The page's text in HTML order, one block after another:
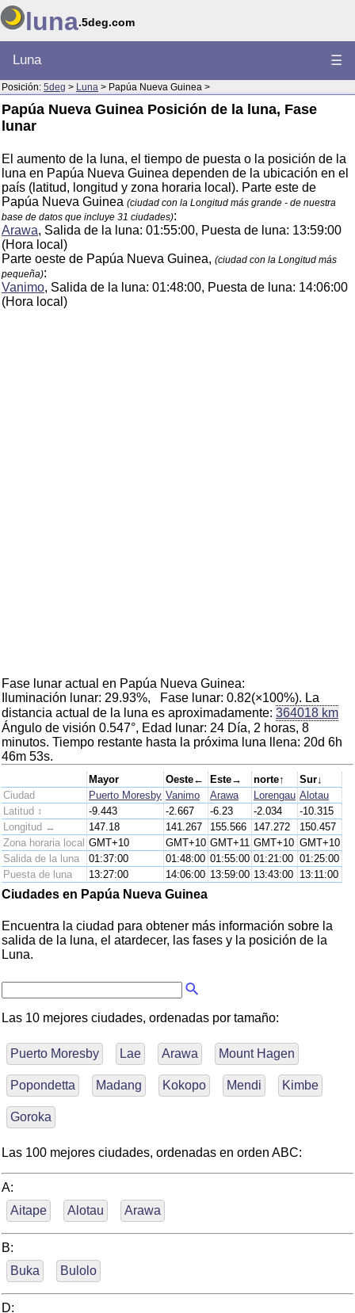
luna.5deg.com
Luna ☰
Posición: 5deg > Luna > Papúa Nueva Guinea >
Papúa Nueva Guinea Posición de la luna, Fase
lunar
El aumento de la luna, el tiempo de puesta o la posición de la
luna en Papúa Nueva Guinea dependen de la ubicación en el
país (latitud, longitud y zona horaria local). Parte este de
Papúa Nueva Guinea (ciudad con la Longitud más grande - de nuestra
base de datos que incluye 31 ciudades):
Arawa, Salida de la luna: 01:55:00, Puesta de luna: 13:59:00
(Hora local)
Parte oeste de Papúa Nueva Guinea, (ciudad con la Longitud más
pequeña):
Vanimo, Salida de la luna: 01:48:00, Puesta de luna: 14:06:00
(Hora local)
Fase lunar actual en Papúa Nueva Guinea:
Iluminación lunar: 29.93%, Fase lunar: 0.82(×100%). La
distancia actual de la luna es aproximadamente: 364018 km
Ángulo de visión 0.547°, Edad lunar: 24 Día, 2 horas, 8
minutos. Tiempo restante hasta la próxima luna llena: 20d 6h
46m 53s.
Mayor Oeste← Este→ norte↑
Sur↓
Ciudad
Puerto Moresby Vanimo Arawa Lorengau Alotau
Latitud ↕
-9.443 -2.667 -6.23 -2.034
-10.315
Longitud ↔
147.18 141.267 155.566 147.272
150.457
Zona horaria local GMT+10 GMT+10 GMT+11 GMT+10 GMT+10
Salida de la luna
01:37:00 01:48:00 01:55:00 01:21:00 01:25:00
Puesta de luna
13:27:00 14:06:00 13:59:00 13:43:00 13:11:00
Ciudades en Papúa Nueva Guinea
Encuentra la ciudad para obtener más información sobre la
salida de la luna, el atardecer, las fases y la posición de la
Luna.
Las 10 mejores ciudades, ordenadas por tamaño:
Puerto Moresby Lae Arawa Mount Hagen
Popondetta Madang Kokopo Mendi Kimbe
Goroka
Las 100 mejores ciudades, ordenadas en orden ABC:
A:
Aitape
Alotau Arawa
B:
Buka
Bulolo
D: